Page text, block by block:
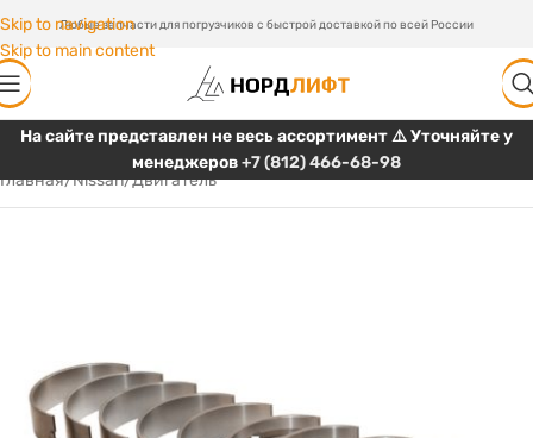
Skip to navigation
Skip to main content
Любые запчасти для погрузчиков с быстрой доставкой по всей России
На сайте представлен не весь ассортимент ⚠️ Уточняйте у
менеджеров+7 (812) 466-68-98
Главная/Nissan/Двигатель